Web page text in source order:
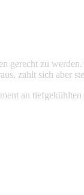
gerecht zu
zahlt sich aber
an